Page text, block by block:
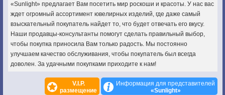
«Sunlight» предлагает Вам посетить мир роскоши и красоты. У нас вас
ждет огромный ассортимент ювелирных изделий, где даже самый
взыскательный покупатель найдет то, что будет отвечать его вкусу.
Наши продавцы-консультанты помогут сделать правильный выбор,
чтобы покупка приносила Вам только радость. Мы постоянно
улучшаем качество обслуживания, чтобы покупатель был всегда
доволен. За удачными покупками приходите к нам!
V.I.P.
размещение
Информация для представителей
«Sunlight»